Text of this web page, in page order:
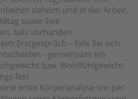
daheim und in der Arbeit,
sowie Ihre
falls vorhanden
Erstgespräch – falls Sie sich
- gemeinsam ein
bzw. Wohlfühlgewicht
fest
erste Körperanalyse vor per